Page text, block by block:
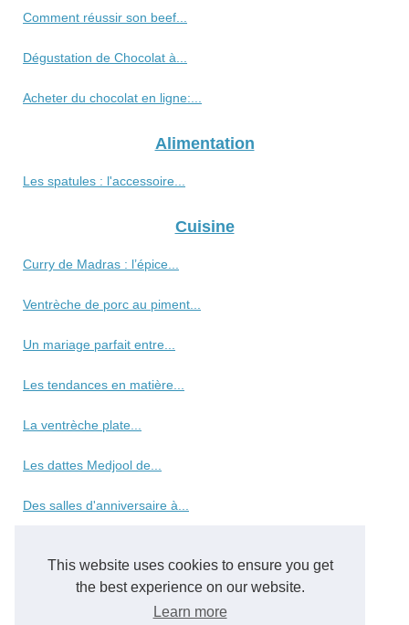
This website uses cookies to ensure you get
the best experience on our website.
Learn more
Comment réussir son beef...
Dégustation de Chocolat à...
Acheter du chocolat en ligne:...
Alimentation
Les spatules : l'accessoire...
Cuisine
Curry de Madras : l’épice...
Ventrèche de porc au piment...
Un mariage parfait entre...
Les tendances en matière...
La ventrèche plate...
Les dattes Medjool de...
Des salles d'anniversaire à...
Al-Andaluzza : votre...